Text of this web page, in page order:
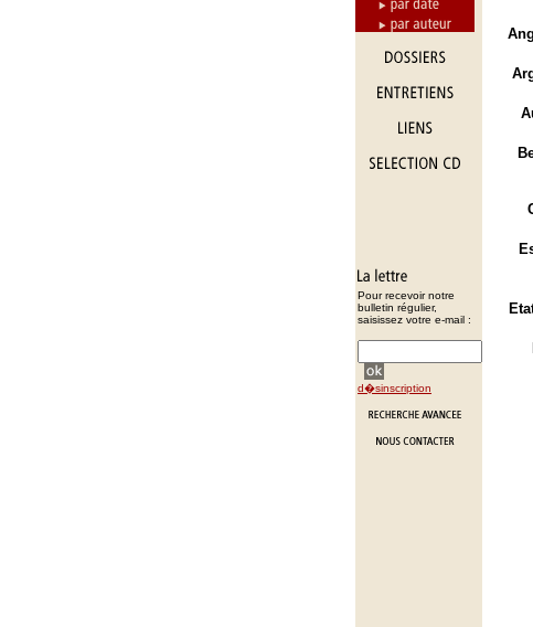
Pour recevoir notre
bulletin régulier,
saisissez votre e-mail :
d�sinscription